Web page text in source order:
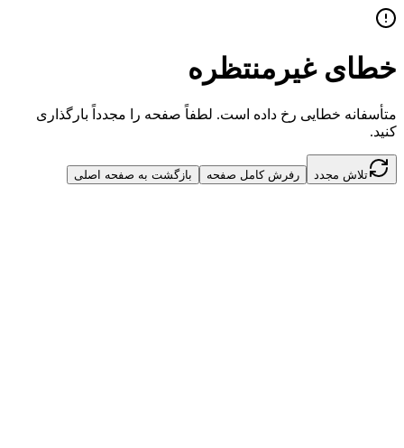
خطای غیرمنتظره
متأسفانه خطایی رخ داده است. لطفاً صفحه را مجدداً بارگذاری
کنید.
تلاش مجدد رفرش کامل صفحه بازگشت به صفحه اصلی